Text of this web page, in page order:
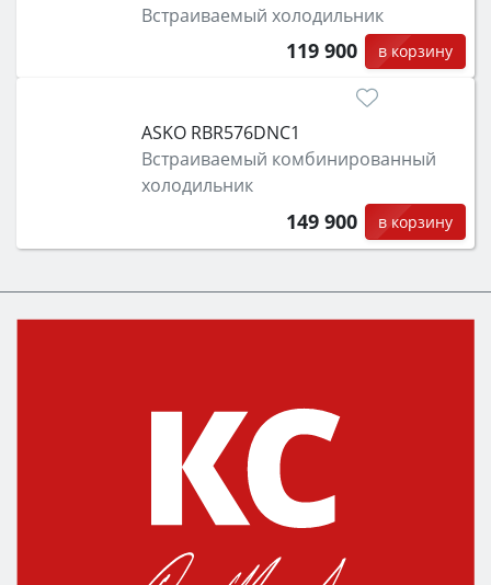
Встраиваемый холодильник
119 900 в корзину
ASKO RBR576DNC1
Встраиваемый комбинированный
холодильник
149 900 в корзину